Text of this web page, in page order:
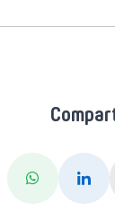
Whatsapp